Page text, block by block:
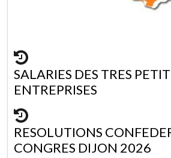
SALARIES DES TRES
ENTREPRISES
RESOLUTIONS
CONGRES DIJON 2026